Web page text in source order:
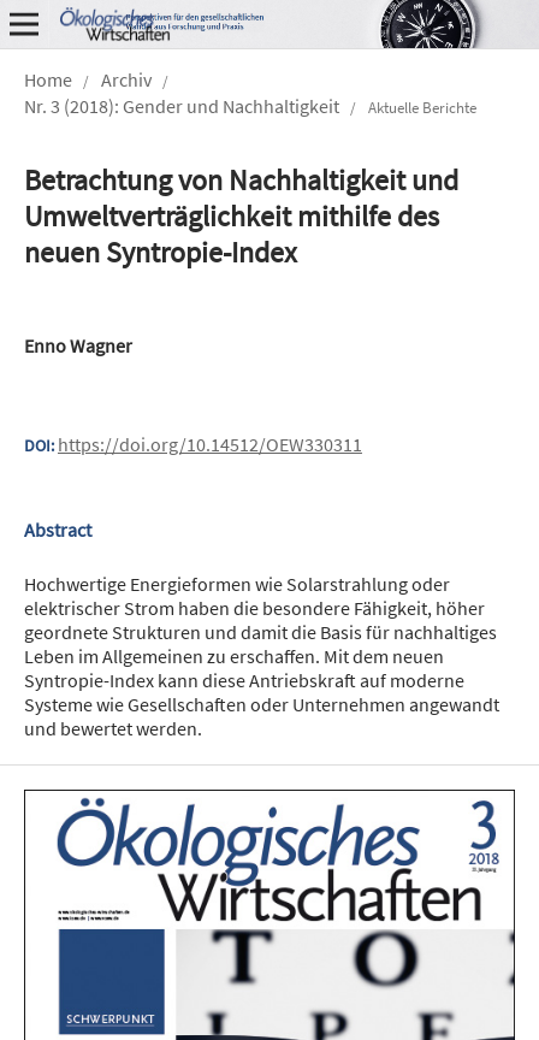
Home / Archiv /
Nr. 3 (2018): Gender und Nachhaltigkeit / Aktuelle Berichte
Betrachtung von Nachhaltigkeit und
Umweltverträglichkeit mithilfe des
neuen Syntropie-Index
Enno Wagner
DOI: https://doi.org/10.14512/OEW330311
Abstract
Hochwertige Energieformen wie Solarstrahlung oder
elektrischer Strom haben die besondere Fähigkeit, höher
geordnete Strukturen und damit die Basis für nachhaltiges
Leben im Allgemeinen zu erschaffen. Mit dem neuen
Syntropie-Index kann diese Antriebskraft auf moderne
Systeme wie Gesellschaften oder Unternehmen angewandt
und bewertet werden.